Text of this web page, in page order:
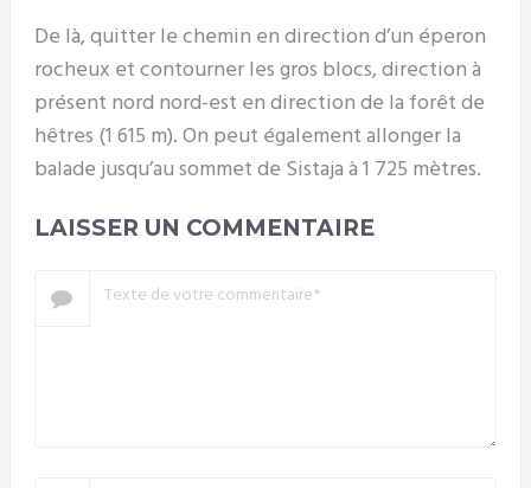
De là, quitter le chemin en direction d’un éperon
rocheux et contourner les gros blocs, direction à
présent nord nord-est en direction de la forêt de
hêtres (1 615 m). On peut également allonger la
balade jusqu’au sommet de Sistaja à 1 725 mètres.
LAISSER UN COMMENTAIRE